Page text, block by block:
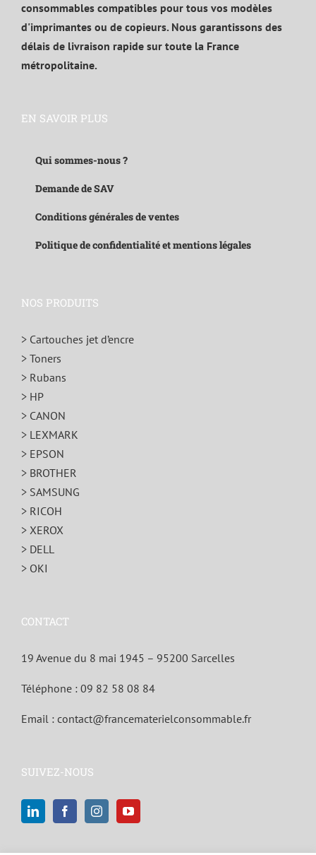
consommables compatibles pour tous vos modèles
d'imprimantes ou de copieurs. Nous garantissons des
délais de livraison rapide sur toute la France
métropolitaine.
EN SAVOIR PLUS
Qui sommes-nous ?
Demande de SAV
Conditions générales de ventes
Politique de confidentialité et mentions légales
NOS PRODUITS
> Cartouches jet d’encre
> Toners
> Rubans
> HP
> CANON
> LEXMARK
> EPSON
> BROTHER
> SAMSUNG
> RICOH
> XEROX
> DELL
> OKI
CONTACT
19 Avenue du 8 mai 1945 – 95200 Sarcelles
Téléphone : 09 82 58 08 84
Email : contact@francematerielconsommable.fr
SUIVEZ-NOUS